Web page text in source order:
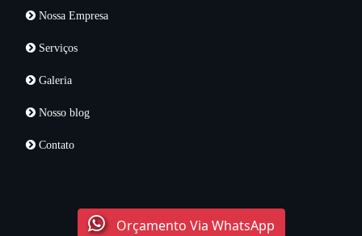
Nossa Empresa
Serviços
Galeria
Nosso blog
Contato
Orçamento Via WhatsApp